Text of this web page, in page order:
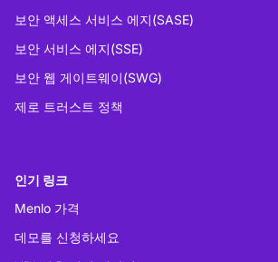
보안 액세스 서비스 에지(SASE)
보안 서비스 에지(SSE)
보안 웹 게이트웨이(SWG)
제로 트러스트 정책
인기 링크
Menlo 가격
데모를 신청하세요